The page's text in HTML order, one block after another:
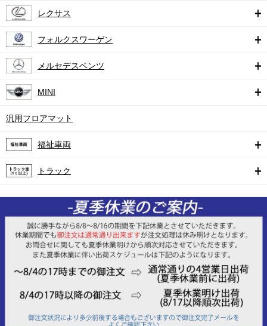
レクサス
フォルクスワーゲン
メルセデスベンツ
MINI
汎用フロアマット
福祉車両
トラック